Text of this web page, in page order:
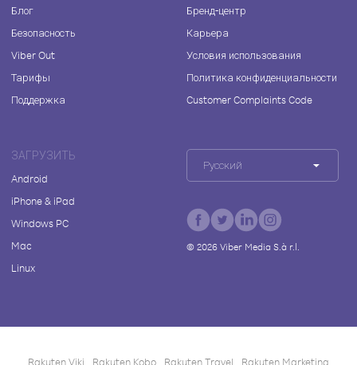
Блог
Безопасность
Viber Out
Тарифы
Поддержка
Бренд-центр
Карьера
Условия использования
Политика конфиденциальности
Customer Complaints Code
ЗАГРУЗИТЬ
Android
iPhone & iPad
Windows PC
Mac
Linux
Русский
© 2026Viber Media S.à r.l.
Rakuten Viki Rakuten Kobo Rakuten Travel Rakuten Marketing